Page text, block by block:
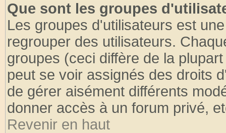
Que sont les groupes
Les groupes d'utilisateurs est
regrouper des utilisateurs.
groupes (ceci diffère de la
peut se voir assignés des droits
de gérer aisément différents
donner accès à un forum privé,
Revenir en haut